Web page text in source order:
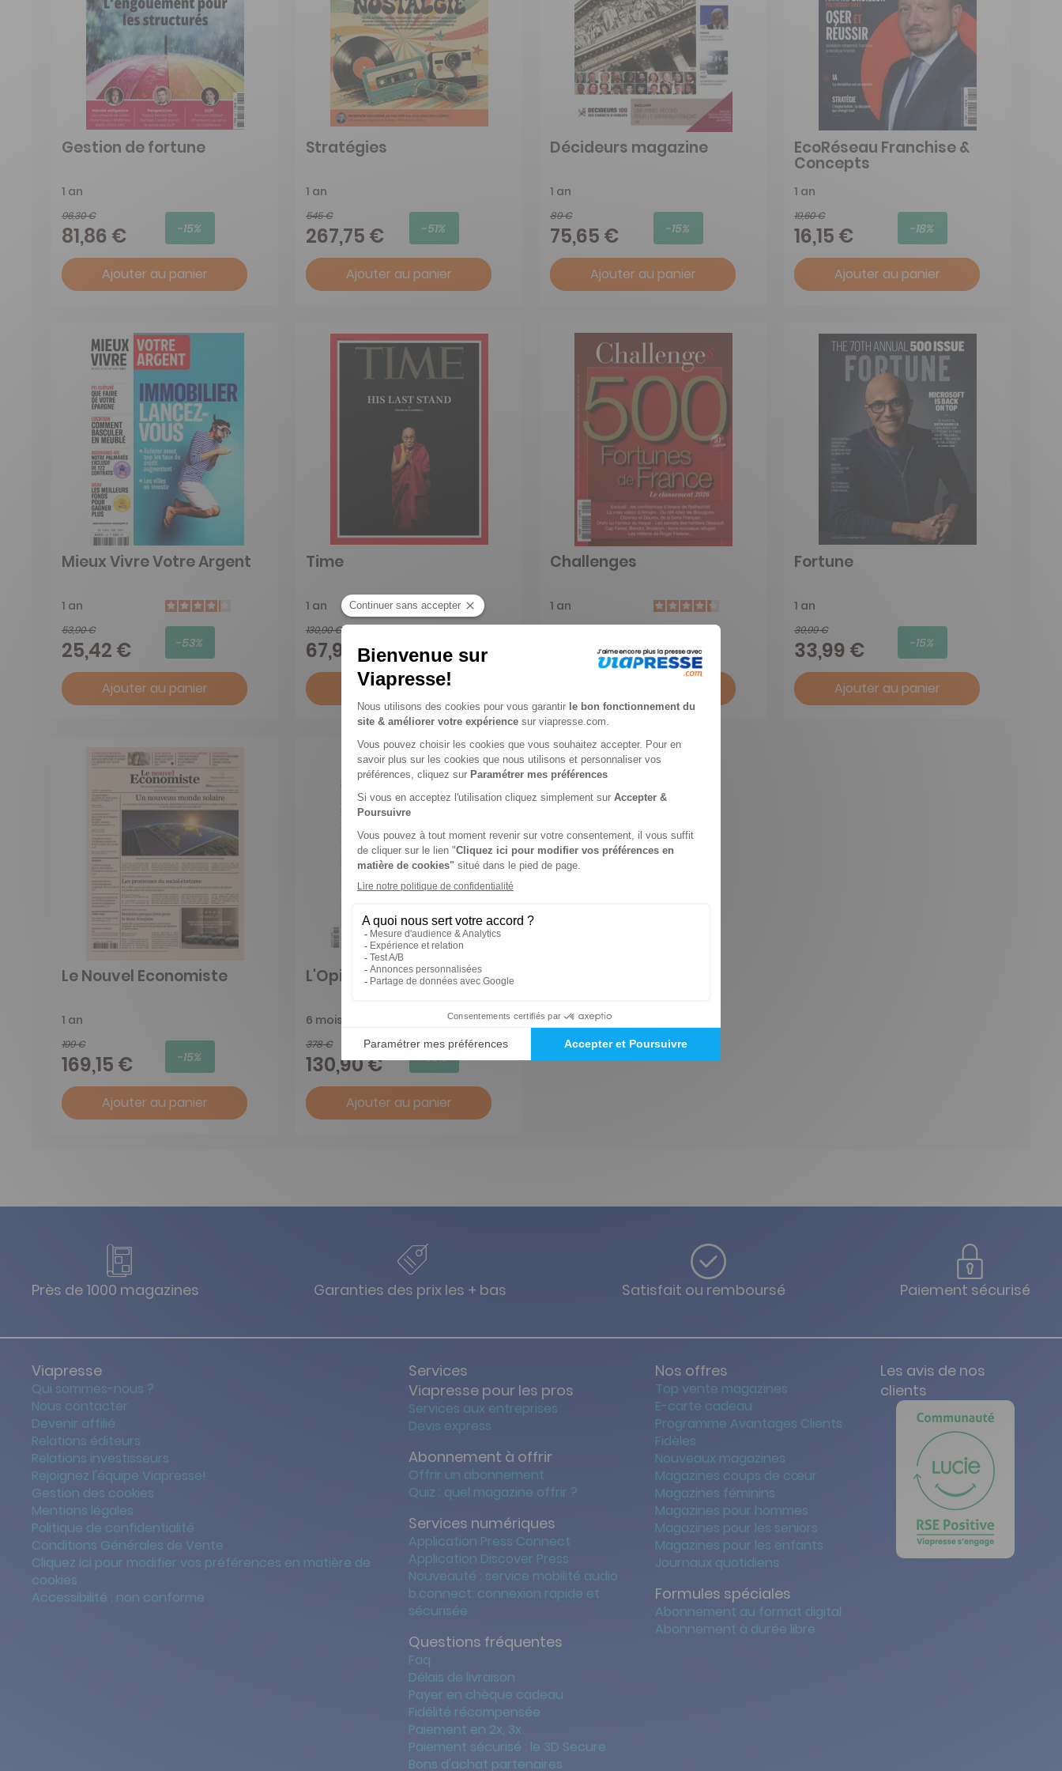
Gestion de fortune
1 an
96,30 €
81,86 € -15%
Ajouter au panier
Stratégies
1 an
545 €
267,75 € -51%
Ajouter au panier
Décideurs magazine
1 an
89 €
75,65 € -15%
Ajouter au panier
EcoRéseau Franchise &
Concepts
1 an
19,60 €
16,15 € -18%
Ajouter au panier
Mieux Vivre Votre Argent
1 an
53,90 €
25,42 € -53%
Ajouter au panier
Time
1 an
130,90 €
67,96 €
Ajouter au panier
Challenges
1 an
58,65 €
Fortune
1 an
39,99 €
33,99 € -15%
Ajouter au panier
Le Nouvel Economiste
1 an
199 €
169,15 € -15%
Ajouter au panier
L'Opinion
6 mois
378 €
130,90 € -65%
Ajouter au panier
Près de 1000 magazines Garanties des prix les + bas Satisfait ou remboursé Paiement sécurisé
Viapresse
Qui sommes-nous ?
Nous contacter
Devenir affilié
Relations éditeurs
Relations investisseurs
Rejoignez l'équipe Viapresse!
Gestion des cookies
Mentions légales
Politique de confidentialité
Conditions Générales de Vente
Cliquez ici pour modifier vos préférences en matière de
cookies
Accessibilité : non conforme
Services
Viapresse pour les pros
Services aux entreprises
Devis express
Abonnement à offrir
Offrir un abonnement
Quiz : quel magazine offrir ?
Services numériques
Application Press Connect
Application Discover Press
Nouveauté : service mobilité audio
b.connect: connexion rapide et
sécurisée
Questions fréquentes
Faq
Délais de livraison
Payer en chèque cadeau
Fidélité récompensée
Paiement en 2x, 3x
Paiement sécurisé : le 3D Secure
Bons d'achat partenaires
Nos offres
Top vente magazines
E-carte cadeau
Programme Avantages Clients
Fidèles
Nouveaux magazines
Magazines coups de cœur
Magazines féminins
Magazines pour hommes
Magazines pour les seniors
Magazines pour les enfants
Journaux quotidiens
Formules spéciales
Abonnement au format digital
Abonnement à durée libre
Les avis de nos
clients